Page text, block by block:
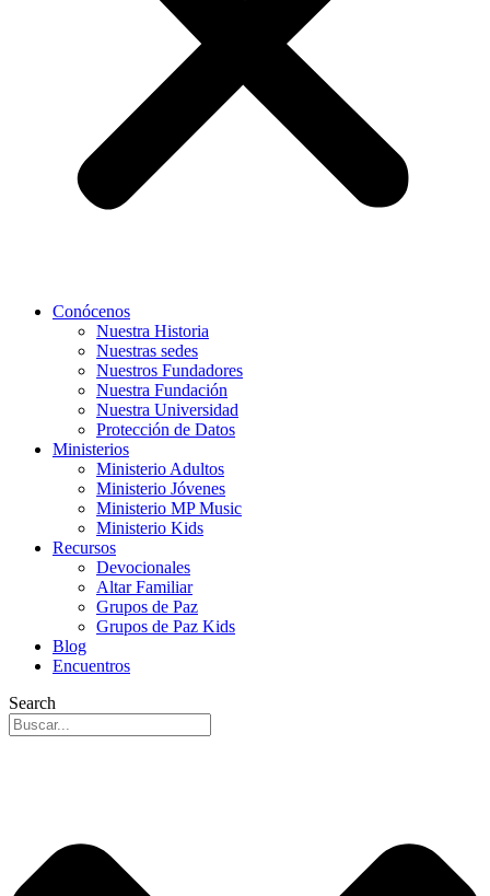
Conócenos
Nuestra Historia
Nuestras sedes
Nuestros Fundadores
Nuestra Fundación
Nuestra Universidad
Protección de Datos
Ministerios
Ministerio Adultos
Ministerio Jóvenes
Ministerio MP Music
Ministerio Kids
Recursos
Devocionales
Altar Familiar
Grupos de Paz
Grupos de Paz Kids
Blog
Encuentros
Search